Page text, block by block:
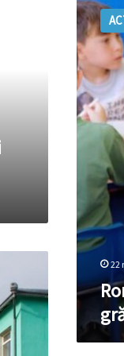
va
repara
încă
două
grădinițe
din
Moldova
22